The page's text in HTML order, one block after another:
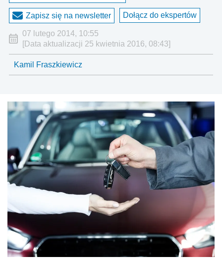
Zapisz się na newsletter Dołącz do ekspertów
07 lutego 2014, 10:55
[Data aktualizacji 25 kwietnia 2016, 08:43]
Kamil Fraszkiewicz